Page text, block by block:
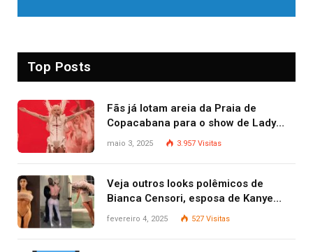
Top Posts
Fãs já lotam areia da Praia de
Copacabana para o show de Lady
Gaga
maio 3, 2025 3.957 Visitas
Veja outros looks polêmicos de
Bianca Censori, esposa de Kanye
West que apareceu nua no Grammy
fevereiro 4, 2025 527 Visitas